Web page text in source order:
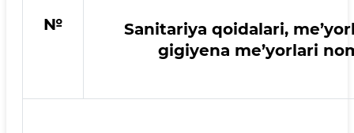
№
Sanitariya qoidalari,
gigiyena me’yorlari